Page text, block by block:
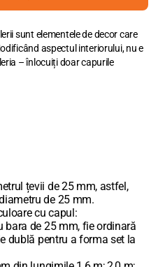
sunt elementele de decor care
aspectul interiorului, nu e
– înlocuiți doar capurile
țevii de 25 mm, astfel,
de 25 mm.
cu capul:
bara de 25 mm, fie ordinară
dublă pentru a forma set la